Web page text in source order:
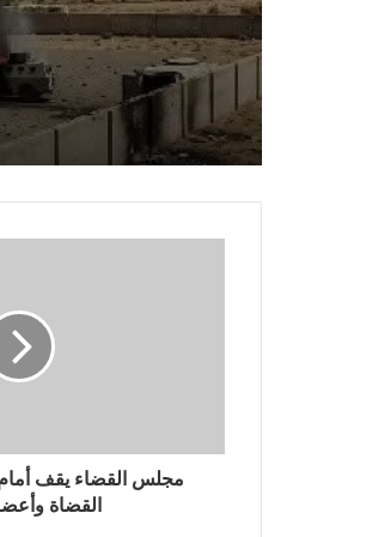
انهيار قوات
السعودي
العدو السعودي
مجلس القضاء يقف
القضاة